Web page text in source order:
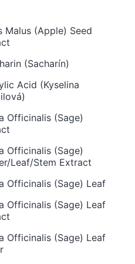
Malus (Apple) Seed
(Sacharín)
Acid (Kyselina
Officinalis (Sage)
Officinalis (Sage)
Leaf/Stem Extract
Officinalis (Sage) Leaf
Officinalis (Sage) Leaf
Officinalis (Sage) Leaf